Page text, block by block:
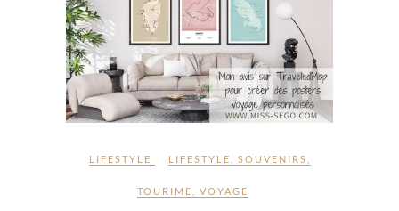
LIFESTYLE LIFESTYLE SOUVENIRS
TOURIME VOYAGE